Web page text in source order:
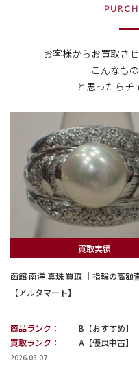
お客様からお買取さ
こんなも
と思ったらチ
買取実績
函館 南洋 真珠 買取 ｜指輪の高額
【アルタマート】
商品ランク：
B【おすすめ】
買取ランク：
A【優良中古】
2026.08.07